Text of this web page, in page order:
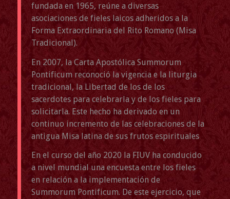
fundada en 1965, reúne a diversas
asociaciones de fieles laicos adheridos a la
Forma Extraordinaria del Rito Romano (Misa
Tradicional).
En 2007, la Carta Apostólica Summorum
Pontificum reconoció la vigencia e la liturgia
tradicional, la Libertad de los de los
sacerdotes para celebrarla y de los fieles para
solicitarla. Este hecho ha derivado en un
continuo incremento de las celebraciones de la
antigua Misa latina de sus frutos espirituales
En el curso del año 2020 la FIUV ha conducido
a nivel mundial una encuesta entre los fieles
en relación a la implementación de
Summorum Pontificum. De este ejercicio, que